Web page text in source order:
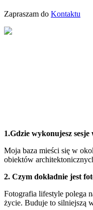
Zapraszam do Kontaktu
1.Gdzie wykonujesz
Moja baza mieści się w
obiektów
2. Czym dokładnie jest
Fotografia lifestyle polega
życie. Buduje to silniejszą